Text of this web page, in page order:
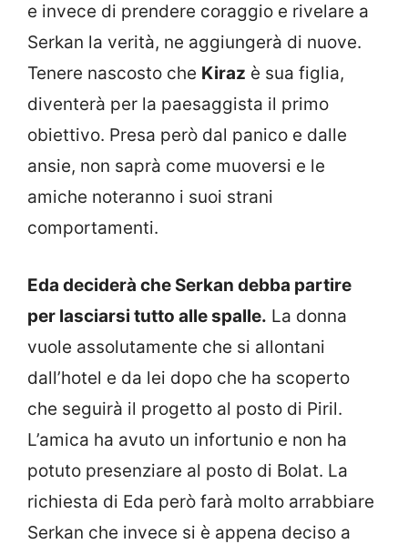
e invece di prendere coraggio e rivelare a
Serkan la verità, ne aggiungerà di nuove.
Tenere nascosto che Kiraz è sua figlia,
diventerà per la paesaggista il primo
obiettivo. Presa però dal panico e dalle
ansie, non saprà come muoversi e le
amiche noteranno i suoi strani
comportamenti.
Eda deciderà che Serkan debba partire
per lasciarsi tutto alle spalle. La donna
vuole assolutamente che si allontani
dall’hotel e da lei dopo che ha scoperto
che seguirà il progetto al posto di Piril.
L’amica ha avuto un infortunio e non ha
potuto presenziare al posto di Bolat. La
richiesta di Eda però farà molto arrabbiare
Serkan che invece si è appena deciso a